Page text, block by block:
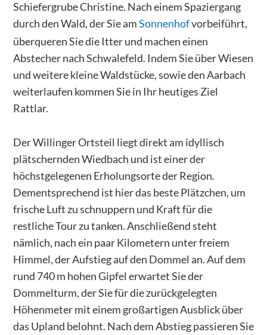
Schiefergrube Christine. Nach einem Spaziergang
durch den Wald, der Sie amSonnenhofvorbeiführt,
überqueren Sie die Itter und machen einen
Abstecher nach Schwalefeld. Indem Sie über Wiesen
und weitere kleine Waldstücke, sowie den Aarbach
weiterlaufen kommen Sie in Ihr heutiges Ziel
Rattlar.
Der Willinger Ortsteil liegt direkt am idyllisch
plätschernden Wiedbach und ist einer der
höchstgelegenen Erholungsorte der Region.
Dementsprechend ist hier das beste Plätzchen, um
frische Luft zu schnuppern und Kraft für die
restliche Tour zu tanken. Anschließend steht
nämlich, nach ein paar Kilometern unter freiem
Himmel, der Aufstieg auf den Dommel an. Auf dem
rund 740 m hohen Gipfel erwartet Sie der
Dommelturm, der Sie für die zurückgelegten
Höhenmeter mit einem großartigen Ausblick über
das Upland belohnt. Nach dem Abstieg passieren Sie